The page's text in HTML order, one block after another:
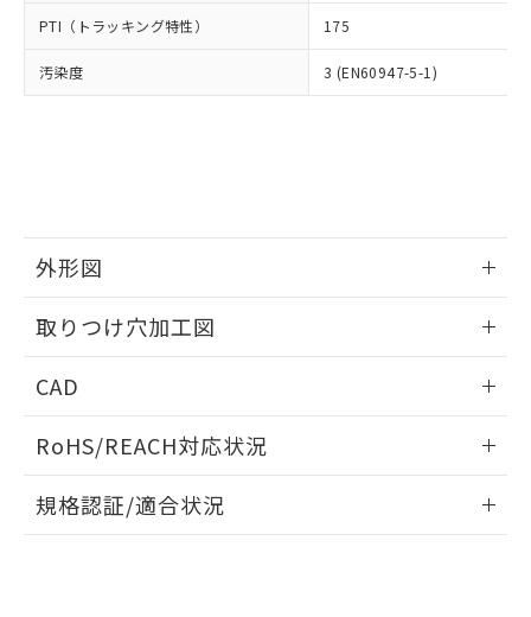
PTI（トラッキング特性） 175
汚染度 3 (EN60947-5-1)
外形図
取りつけ穴加工図
CAD
ドすることができます。
ログイン/会員登録
RoHS/REACH対応状況
EU RoHS 注意事項・凡例
規格認証/適合状況
※当社の共同利用者とは、"個人情報
の「1.共同利
用者の範囲」に記載されている法人を
EU RoHS指令（10物質）の非含有証明書
51物質の非含有証明書（当社基準）
※本証明書は発行日時点で非含有を証明す
るもので、過去に遡って非含有を証明する
していることから、特段のことがない限
り、2022年1月12日より割愛しておりま
す。